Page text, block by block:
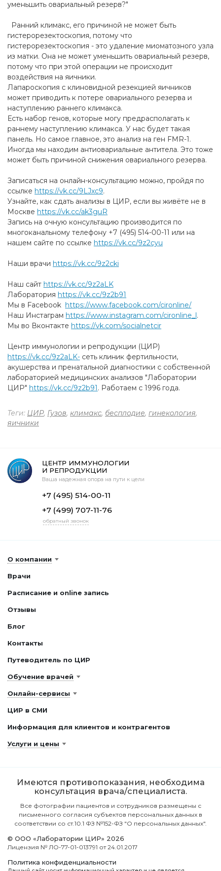
уменьшить овариальный резерв?"
Ранний климакс, его причиной не может быть
гистерорезектоскопия, потому что
гистерорезектоскопия - это удаление миоматозного узла
из матки. Она не может уменьшить овариальный резерв,
потому что при этой операции не происходит
воздействия на яичники.
Лапароскопия с клиновидной резекцией яичников
может приводить к потере овариального резерва и
наступлению раннего климакса.
Есть набор генов, которые могу предрасполагать к
раннему наступлению климакса. У нас будет такая
панель. Но самое главное, это анализ на ген FMR-1.
Иногда мы находим антиовариальные антитела. Это тоже
может быть причиной снижения овариального резерва.
Записаться на онлайн-консультацию можно, пройдя по
ссылке https://vk.cc/9LJxc9.
Узнайте, как сдать анализы в ЦИР, если вы живёте не в
Москве https://vk.cc/ak3guR
Запись на очную консультацию производится по
многоканальному телефону +7 (495) 514-00-11 или на
нашем сайте по ссылке https://vk.cc/9z2cyu
Наши врачи https://vk.cc/9z2cki
Наш сайт https://vk.cc/9z2aLK
Лаборатория https://vk.cc/9z2b91
Мы в Facebook https://www.facebook.com/cironline/
Наш Инстаграм https://www.instagram.com/cironline_l.
Мы во Вконтакте https://vk.com/socialnetcir
Центр иммунологии и репродукции (ЦИР)
https://vk.cc/9z2aLK- cеть клиник фертильности,
акушерства и пренатальной диагностики с собственной
лабораторией медицинских анализов "Лаборатории
ЦИР" https://vk.cc/9z2b91. Работаем с 1996 года.
Теги: ЦИР, Гузов, климакс, бесплодие, гинекология,
яичники
ЦЕНТР ИММУНОЛОГИИ
И РЕПРОДУКЦИИ
Ваша надежная опора на пути к цели
+7 (495) 514-00-11
+7 (499) 707-11-76
обратный звонок
О компании
Врачи
Расписание и online запись
Отзывы
Блог
Контакты
Путеводитель по ЦИР
Обучение врачей
Онлайн-сервисы
ЦИР в СМИ
Информация для клиентов и контрагентов
Услуги и цены
Имеются противопоказания, необходима
консультация врача/специалиста.
Все фотографии пациентов и сотрудников размещены с
письменного согласия субъектов персональных данных в
соответствии со ст.10.1 ФЗ №152-ФЗ "О персональных данных".
© ООО «Лаборатории ЦИР» 2026
Лицензия № ЛО-77-01-013791 от 24.01.2017
Политика конфиденциальности